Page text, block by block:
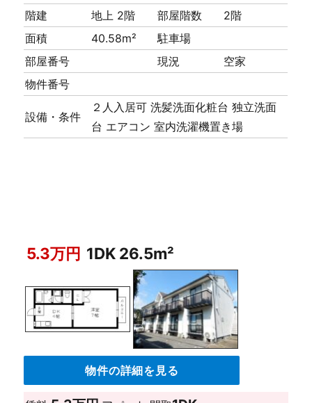
階建
地上 2階 部屋階数
2階
面積
40.58m²
駐車場
部屋番号
現況
空家
物件番号
設備・条件
２人入居可 洗髪洗面化粧台 独立洗面
台 エアコン 室内洗濯機置き場
5.3万円 1DK 26.5m²
物件の詳細を見る